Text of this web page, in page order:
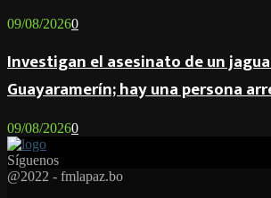
09/08/20260
Investigan el asesinato de un
Guayaramerín; hay una persona
09/08/20260
Síguenos
Facebook
Twitter
Instagram
Youtube
Email
Twitch
Whatsapp
@2022 - fmlapaz.bo